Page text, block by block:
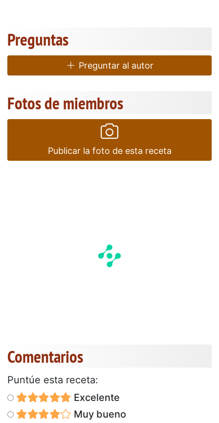
Preguntas
Preguntar al autor
Fotos de miembros
Publicar la foto de esta receta
Comentarios
Puntúe esta receta:
Excelente
Muy bueno